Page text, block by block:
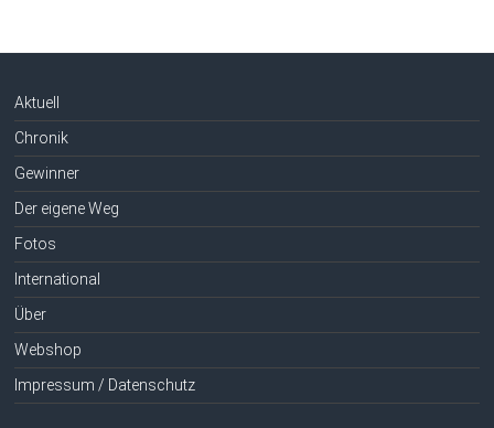
Aktuell
Chronik
Gewinner
Der eigene Weg
Fotos
International
Über
Webshop
Impressum / Datenschutz